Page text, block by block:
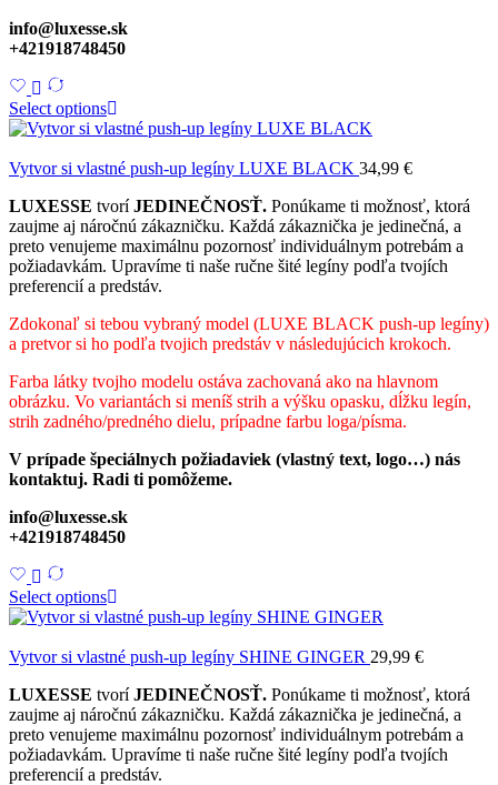
info@luxesse.sk
+421918748450
Select options
Vytvor si vlastné push-up legíny LUXE BLACK 34,99 €
LUXESSE tvoríJEDINEČNOSŤ. Ponúkame ti možnosť, ktorá
zaujme aj náročnú zákazničku. Každá zákaznička je jedinečná, a
preto venujeme maximálnu pozornosť individuálnym potrebám a
požiadavkám. Upravíme ti naše ručne šité legíny podľa tvojích
preferencií a predstáv.
Zdokonaľ si tebou vybraný model (LUXE BLACK push-up legíny)
a pretvor si ho podľa tvojich predstáv v následujúcich krokoch.
Farba látky tvojho modelu ostáva zachovaná ako na hlavnom
obrázku. Vo variantách si meníš strih a výšku opasku, dĺžku legín,
strih zadného/predného dielu, prípadne farbu loga/písma.
V prípade špeciálnych požiadaviek (vlastný text, logo…) nás
kontaktuj. Radi ti pomôžeme.
info@luxesse.sk
+421918748450
Select options
Vytvor si vlastné push-up legíny SHINE GINGER 29,99 €
LUXESSE tvoríJEDINEČNOSŤ. Ponúkame ti možnosť, ktorá
zaujme aj náročnú zákazničku. Každá zákaznička je jedinečná, a
preto venujeme maximálnu pozornosť individuálnym potrebám a
požiadavkám. Upravíme ti naše ručne šité legíny podľa tvojích
preferencií a predstáv.